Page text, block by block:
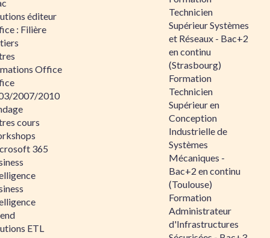
éditeur
: Filière
Office
2007/2010
cours
365
ETL
Technicien
Supérieur Systèmes
et Réseaux - Bac+2
en continu
(Strasbourg)
Formation
Technicien
Supérieur en
Conception
Industrielle de
Systèmes
Mécaniques -
Bac+2 en continu
(Toulouse)
Formation
Administrateur
d'Infrastructures